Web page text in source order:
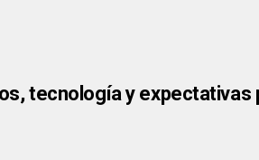
tecnología y expectativas